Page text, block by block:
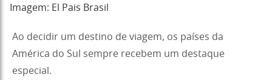
Imagem: El Pais Brasil
Ao decidir um destino de viagem, os países da
América do Sul sempre recebem um destaque
especial.